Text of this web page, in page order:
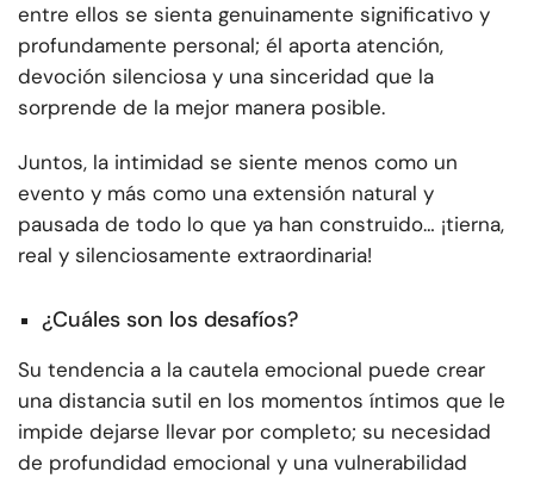
entre ellos se sienta genuinamente significativo y
profundamente personal; él aporta atención,
devoción silenciosa y una sinceridad que la
sorprende de la mejor manera posible.
Juntos, la intimidad se siente menos como un
evento y más como una extensión natural y
pausada de todo lo que ya han construido… ¡tierna,
real y silenciosamente extraordinaria!
¿Cuáles son los desafíos?
Su tendencia a la cautela emocional puede crear
una distancia sutil en los momentos íntimos que le
impide dejarse llevar por completo; su necesidad
de profundidad emocional y una vulnerabilidad